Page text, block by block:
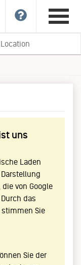
uns
Laden
von Google
das
stimmen Sie
Sie der